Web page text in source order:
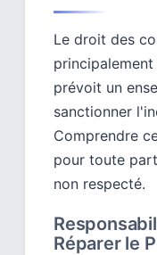
Le droit des
prévoit un
sanctionner
Comprendre
pour toute
non respecté.
Réparer le